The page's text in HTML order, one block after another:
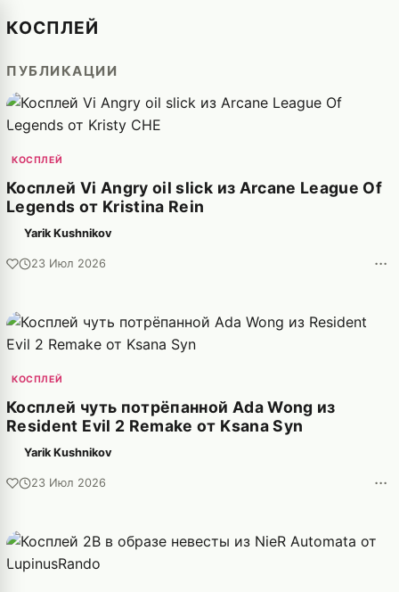
КОСПЛЕЙ
ПУБЛИКАЦИИ
КОСПЛЕЙ
Косплей Vi Angry oil slick из Arcane League Of
Legends от Kristina Rein
Yarik Kushnikov
23 Июл 2026 ···
КОСПЛЕЙ
Косплей чуть потрёпанной Ada Wong из
Resident Evil 2 Remake от Ksana Syn
Yarik Kushnikov
23 Июл 2026 ···